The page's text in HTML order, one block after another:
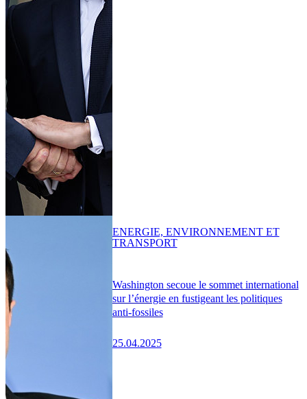
Washington secoue le sommet international
sur l’énergie en fustigeant les politiques
anti-fossiles
25.04.2025
ENERGIE, ENVIRONNEMENT ET
TRANSPORT